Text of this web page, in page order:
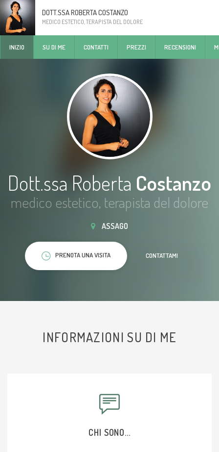
DOTT.SSA ROBERTA COSTANZO
MEDICO ESTETICO, TERAPISTA DEL DOLORE
INIZIO SU DI ME CONTATTI PREZZI RECENSIONI
Dott.ssa Roberta Costanzo
medico estetico, terapista del dolore
ASSAGO
PRENOTA UNA VISITA CONTATTAMI
INFORMAZIONI SU DI ME
CHI SONO...